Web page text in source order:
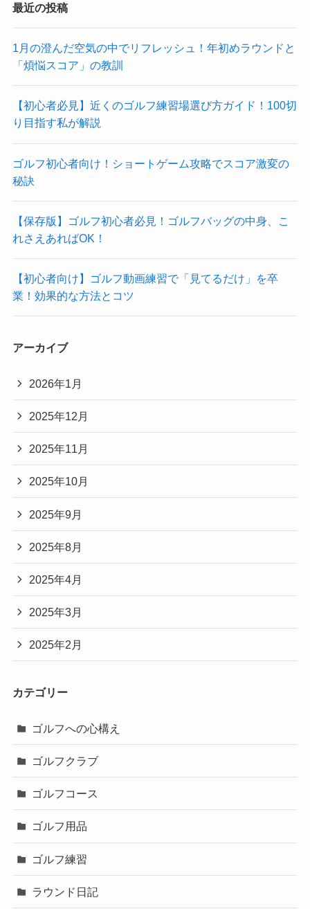
最近の投稿
1月の澄んだ空気の中でリフレッシュ！年初めラウンドと
「煩悩スコア」の教訓
【初心者必見】近くのゴルフ練習場選び方ガイド！100切
り目指す私が解説
ゴルフ初心者向け！ショートゲーム攻略でスコア激変の
秘訣
【保存版】ゴルフ初心者必見！ゴルフバッグの中身、こ
れさえあればOK！
【初心者向け】ゴルフ動画練習で「見てるだけ」を卒
業！効果的な方法とコツ
アーカイブ
2026年1月
2025年12月
2025年11月
2025年10月
2025年9月
2025年8月
2025年4月
2025年3月
2025年2月
カテゴリー
ゴルフへの心構え
ゴルフクラブ
ゴルフコース
ゴルフ用品
ゴルフ練習
ラウンド日記